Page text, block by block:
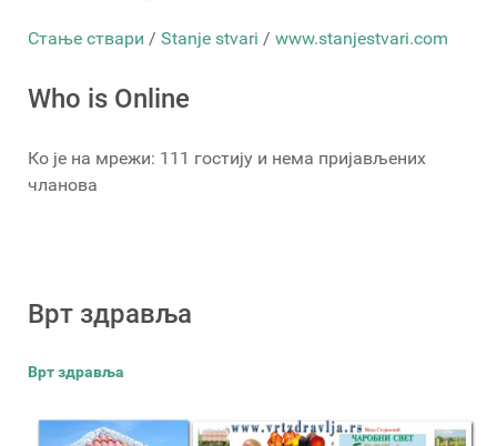
Стање ствари / Stanje stvari / www.stanjestvari.com
Who is Online
Ко је на мрежи: 111 гостију и нема пријављених
чланова
Врт здравља
Врт здравља